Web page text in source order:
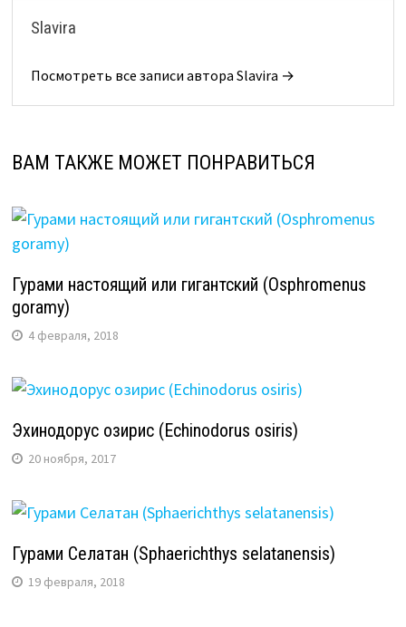
Slavira
Посмотреть все записи автора Slavira →
ВАМ ТАКЖЕ МОЖЕТ ПОНРАВИТЬСЯ
Гурами настоящий или гигантский (Osphromenus
goramy)
4 февраля, 2018
Эхинодорус озирис (Echinodorus osiris)
20 ноября, 2017
Гурами Селатан (Sphaerichthys selatanensis)
19 февраля, 2018